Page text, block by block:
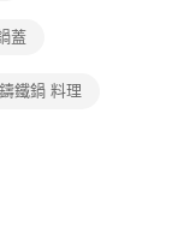
蓋
鑄鐵鍋 料理